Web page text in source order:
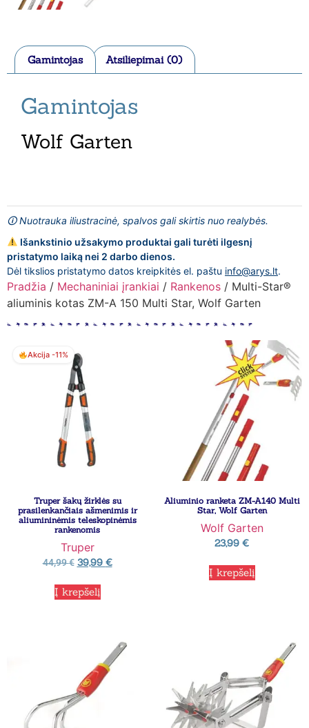
Gamintojas Atsiliepimai (0)
Gamintojas
Wolf Garten
🛈 Nuotrauka iliustracinė, spalvos gali skirtis nuo realybės.
Išankstinio užsakymo produktai gali turėti ilgesnį
pristatymo laiką nei 2 darbo dienos.
Dėl tikslios pristatymo datos kreipkitės el. paštu info@arys.lt.
Pradžia / Mechaniniai įrankiai / Rankenos / Multi-Star®
aliuminis kotas ZM-A 150 Multi Star, Wolf Garten
Akcija -11%
Truper šakų žirklės su
prasilenkančiais ašmenimis ir
aliumininėmis teleskopinėmis
rankenomis
Truper
44,99€ 39,99 €
Į krepšelį
Aliuminio ranketa ZM-A140 Multi
Star, Wolf Garten
Wolf Garten
23,99 €
Į krepšelį